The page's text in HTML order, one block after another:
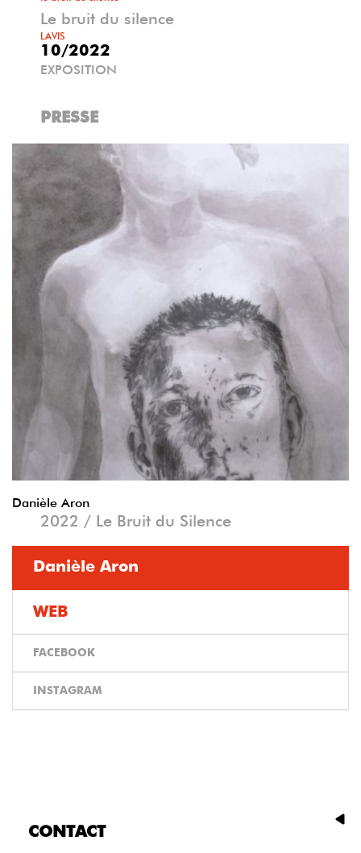
Le bruit du silence
LAVIS
10/2022
EXPOSITION
PRESSE
Danièle Aron
2022 / Le Bruit du Silence
Danièle Aron
WEB
FACEBOOK
INSTAGRAM
CONTACT